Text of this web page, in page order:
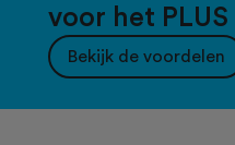
voor het
Bekijk de voordelen